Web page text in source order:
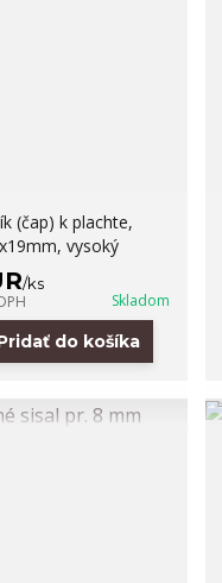
(čap) k plachte,
vysoký
/ks
Skladom
do košíka